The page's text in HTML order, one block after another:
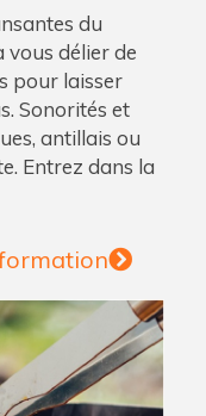
du
vous délier de
pour laisser
Sonorités et
antillais ou
Entrez dans la